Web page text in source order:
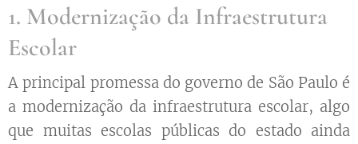
1. Modernização da Infraestrutura
Escolar
A principal promessa do governo de São Paulo é
a modernização da infraestrutura escolar, algo
que muitas escolas públicas do estado ainda